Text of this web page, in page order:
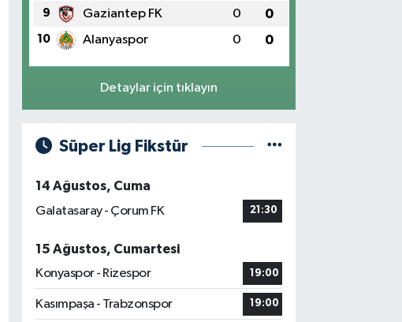
9 Gaziantep FK 0 0
10 Alanyaspor 0 0
Detaylar için tıklayın
Süper Lig Fikstür
14 Ağustos, Cuma
Galatasaray - Çorum FK
21:30
15 Ağustos, Cumartesi
Konyaspor - Rizespor
19:00
Kasımpaşa - Trabzonspor 19:00